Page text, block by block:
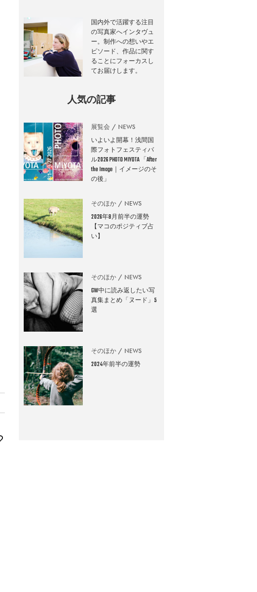
国内外で活躍する注目
の写真家へインタヴュ
ー。制作への想いやエ
ピソード、作品に関す
ることにフォーカスし
てお届けします。
人気の記事
展覧会 NEWS
いよいよ開幕！浅間国
際フォトフェスティバ
ル2026 PHOTO MIYOTA 「After
the Image｜イメージのそ
の後」
そのほか NEWS
2026年8月前半の運勢
【マコのポジティブ占
い】
そのほか NEWS
GW中に読み返したい写
真集まとめ「ヌード」5
選
そのほか NEWS
2024年前半の運勢